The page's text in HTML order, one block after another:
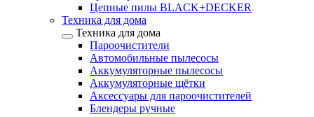
Цепные пилы BLACK+DECKER
Техника для дома
Техника для дома
Пароочистители
Автомобильные пылесосы
Аккумуляторные пылесосы
Аккумуляторные щётки
Аксессуары для пароочистителей
Блендеры ручные